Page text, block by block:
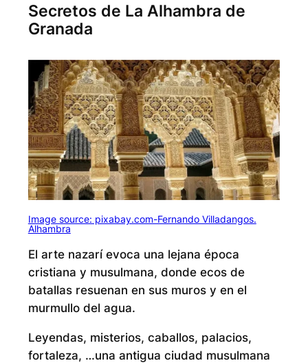
Secretos de La Alhambra de
Granada
Image source: pixabay.com-Fernando Villadangos.
Alhambra
El arte nazarí evoca una lejana época
cristiana y musulmana, donde ecos de
batallas resuenan en sus muros y en el
murmullo del agua.
Leyendas, misterios, caballos, palacios,
fortaleza, …una antigua ciudad musulmana